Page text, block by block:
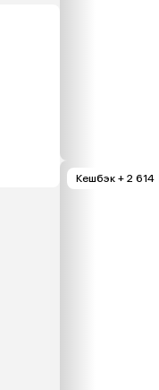
Кешбэк + 2 614